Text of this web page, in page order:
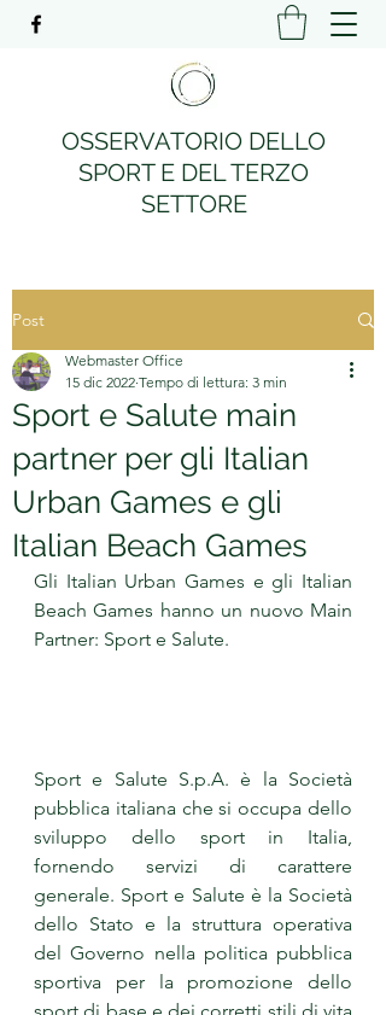
OSSERVATORIO DELLO
SPORT E DEL TERZO
SETTORE
Post
Sport e Salute main
partner per gli Italian
Urban Games e gli
Italian Beach Games
Webmaster Office
15 dic 2022 Tempo di lettura: 3 min
Gli Italian Urban Games e gli Italian
Beach Games hanno un nuovo Main
Partner: Sport e Salute.
Sport e Salute S.p.A. è la Società
pubblica italiana che si occupa dello
sviluppo dello sport in Italia,
fornendo servizi di carattere
generale. Sport e Salute è la Società
dello Stato e la struttura operativa
del Governo nella politica pubblica
sportiva per la promozione dello